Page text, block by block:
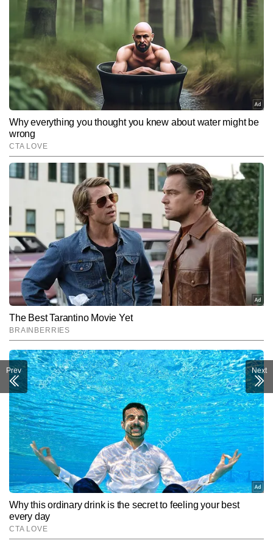
उन्होंने टीवी और डिजिटल—दोनों ही प्लेटफॉर्म्स पर काम करते हुए बिजनेस, पर्सनल
फाइनेंस, शेयर बाजार, इनकम टैक्स, बैंकिंग, बुलियन और कमोडिटी मार्केट जैसे
विषयों पर गहरी विशेषज्ञता विकसित की है। जर्नलिज्म में एमए की डिग्री और वर्षों के
अनुभव से विकसित विश्लेषणात्मक दृष्टिकोण के साथ, रामानुज जटिल वित्तीय विषयों
को सरल, विश्वसनीय और प्रभावी तरीके से पाठकों तक पहुंचाने के लिए जाने जाते
हैं। अब तक वे 22,000 से अधिक स्टोरीज लिख चुके हैं।
Subscribe to our daily Newsletter!
SUBMIT
Prev Next